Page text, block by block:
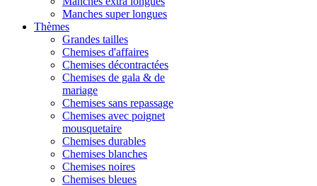
Manches super longues
Thèmes
Grandes tailles
Chemises d'affaires
Chemises décontractées
Chemises de gala & de
mariage
Chemises sans repassage
Chemises avec poignet
mousquetaire
Chemises durables
Chemises blanches
Chemises noires
Chemises bleues